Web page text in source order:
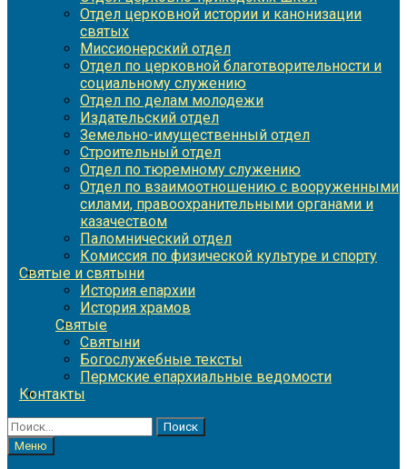
Отдел церковной истории и канонизации
святых
Миссионерский отдел
Отдел по церковной благотворительности и
социальному служению
Отдел по делам молодежи
Издательский отдел
Земельно-имущественный отдел
Строительный отдел
Отдел по тюремному служению
Отдел по взаимоотношению с вооруженными
силами, правоохранительными органами и
казачеством
Паломнический отдел
Комиссия по физической культуре и спорту
Святые и святыни
История епархии
История храмов
Святые
Святыни
Богослужебные тексты
Пермские епархиальные ведомости
Контакты
Найти:
Меню